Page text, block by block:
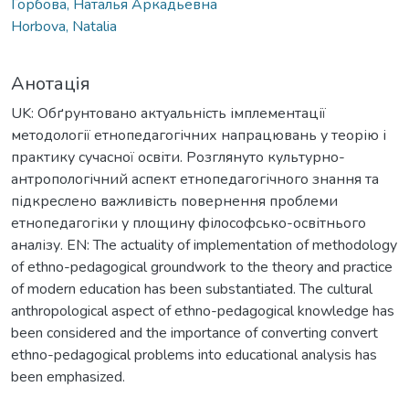
Горбова, Наталья Аркадьевна
Horbova, Natalia
Анотація
UK: Обґрунтовано актуальність імплементації
методології етнопедагогічних напрацювань у теорію і
практику сучасної освіти. Розглянуто культурно-
антропологічний аспект етнопедагогічного знання та
підкреслено важливість повернення проблеми
етнопедагогіки у площину філософсько-освітнього
аналізу. EN: The actuality of implementation of methodology
of ethno-pedagogical groundwork to the theory and practice
of modern education has been substantiated. The cultural
anthropological aspect of ethno-pedagogical knowledge has
been considered and the importance of converting convert
ethno-pedagogical problems into educational analysis has
been emphasized.